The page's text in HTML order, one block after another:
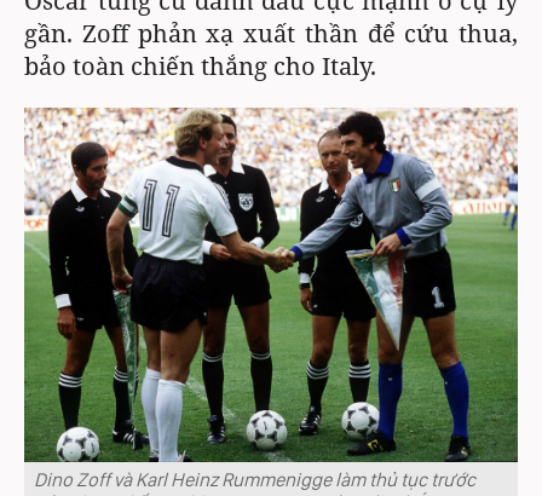
gần. Zoff phản xạ xuất thần để cứu thua,
bảo toàn chiến thắng cho Italy.
Dino Zoff và Karl Heinz Rummenigge làm thủ tục trước